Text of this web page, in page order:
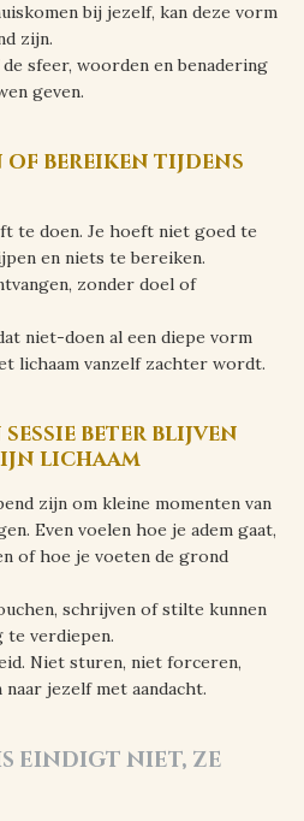
bij jezelf, kan deze vorm
zijn.
sfeer, woorden en benadering
geven.
of bereiken tijdens
te doen. Je hoeft niet goed te
en niets te bereiken.
zonder doel of
niet-doen al een diepe vorm
lichaam vanzelf zachter wordt.
sessie beter blijven
lichaam
zijn om kleine momenten van
Even voelen hoe je adem gaat,
of hoe je voeten de grond
schrijven of stilte kunnen
te verdiepen.
Niet sturen, niet forceren,
jezelf met aandacht.
eindigt niet, ze